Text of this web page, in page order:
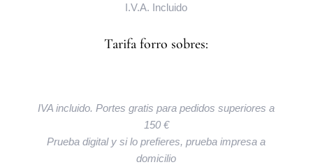
I.V.A. Incluido
Tarifa forro sobres:
IVA incluido. Portes gratis para pedidos superiores a
150 €
Prueba digital y si lo prefieres, prueba impresa a
domicilio